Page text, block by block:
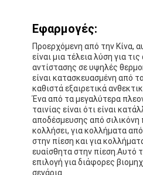
Συγκολλητική ταινία
Ταινία μόνωσης υφασμάτων
Ανθεκτική στη θερμότητα
Κολλητική ταινία
Κολλητική ταινία ταινιών
Κολλητική ταινία φύλλων
Εφαρμογές:
Προερχόμενη από την Κίνα,
είναι μια τέλεια λύση για
αντίστασης σε υψηλές
είναι κατασκευασμένη από
καθιστά εξαιρετικά
Ένα από τα μεγαλύτερα
ταινίας είναι ότι είναι
αποδέσμευσης από σιλικόνη
κολλήσει, για κολλήματα
στην πίεση και για
ευαίσθητα στην πίεση.Αυτό
επιλογή για διάφορες
σενάρια.